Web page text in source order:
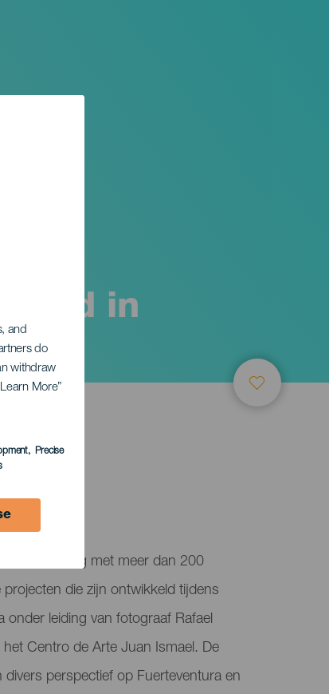
and
do
withdraw
More”
, Precise
in
met meer dan 200
die zijn ontwikkeld tijdens
leiding van fotograaf Rafael
Centro de Arte Juan Ismael. De
perspectief op Fuerteventura en